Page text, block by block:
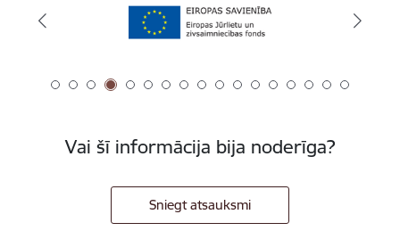
Vai šī informācija bija noderīga?
Sniegt atsauksmi